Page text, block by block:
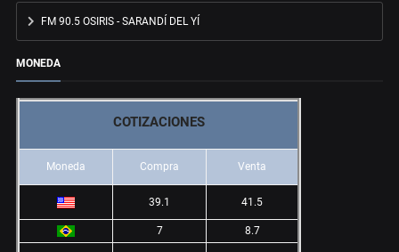
FM 90.5 OSIRIS - SARANDÍ DEL YÍ
MONEDA
COTIZACIONES
Moneda Compra Venta
39.1 41.5
7 8.7